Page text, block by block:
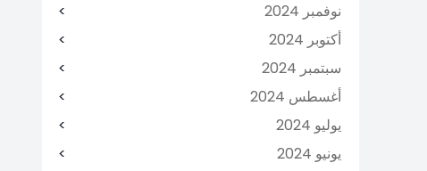
نوفمبر 2024
أكتوبر 2024
سبتمبر 2024
أغسطس 2024
يوليو 2024
يونيو 2024